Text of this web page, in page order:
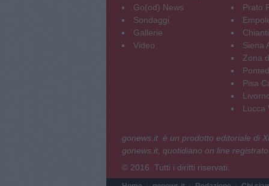
Go(od) News
Sondaggi
Gallerie
Video
Prato
Siena
Zona
Pisa
Lucca
gonews.it è un prodotto editoriale di
gonews.it, quotidiano on line
© 2016. Tutti i diritti riservati.